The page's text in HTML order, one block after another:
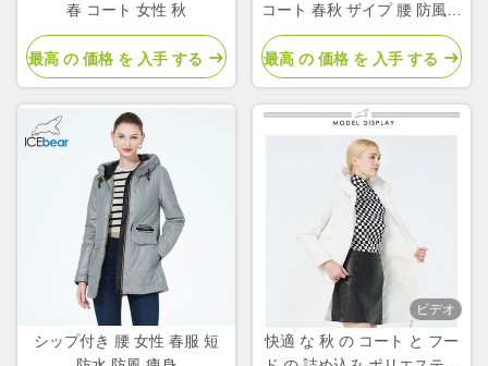
春 コート 女性 秋
最高 の 価格 を 入手 する
コート 春秋 ザイプ 腰 防風コ
ート
最高 の 価格 を 入手 する
シップ付き 腰 女性 春服 短
ビデオ
快適 な 秋 の コート と フー